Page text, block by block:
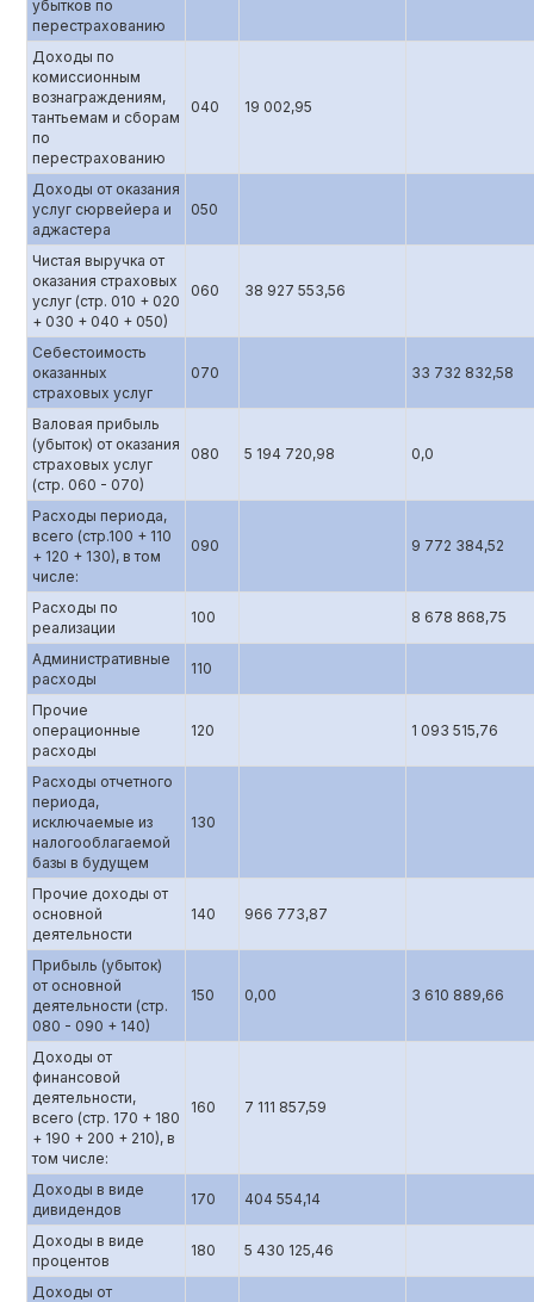
убытков по
перестрахованию
Доходы по
комиссионным
вознаграждениям,
тантьемам и сборам
по
перестрахованию
040 19 002,95
Доходы от оказания
услуг сюрвейера и
аджастера
050
Чистая выручка от
оказания страховых
услуг (стр. 010 + 020
+ 030 + 040 + 050)
060 38 927 553,56
Себестоимость
оказанных
страховых услуг
070 33 732 832,58
Валовая прибыль
(убыток) от оказания
страховых услуг
(стр. 060 - 070)
080 5 194 720,98 0,0
Расходы периода,
всего (стр.100 + 110
+ 120 + 130), в том
числе:
090 9 772 384,52
Расходы по
реализации
100 8 678 868,75
Административные
расходы
110
Прочие
операционные
расходы
120 1 093 515,76
Расходы отчетного
периода,
исключаемые из
налогооблагаемой
базы в будущем
130
Прочие доходы от
основной
деятельности
140 966 773,87
Прибыль (убыток)
от основной
деятельности (стр.
080 - 090 + 140)
150 0,00 3 610 889,66
Доходы от
финансовой
деятельности,
всего (стр. 170 + 180
+ 190 + 200 + 210), в
том числе:
160 7 111 857,59
Доходы в виде
дивидендов
170 404 554,14
Доходы в виде
процентов
180 5 430 125,46
Доходы от